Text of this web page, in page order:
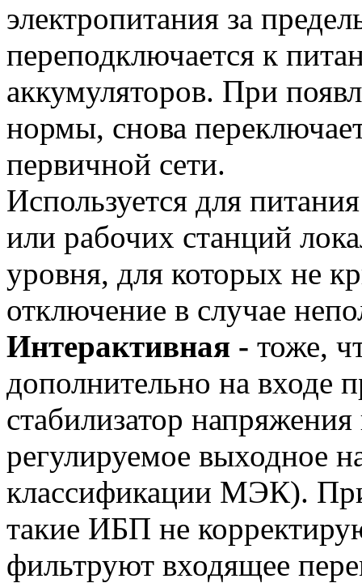
электропитания за
переподключается к
аккумуляторов. При
нормы, снова
первичной сети.
Используется для
или рабочих станций
уровня, для которых не
отключение в случае
Интерактивная - тоже,
дополнительно на входе
стабилизатор
регулируемое выходное
классификации МЭК).
такие ИБП не
фильтруют входящее